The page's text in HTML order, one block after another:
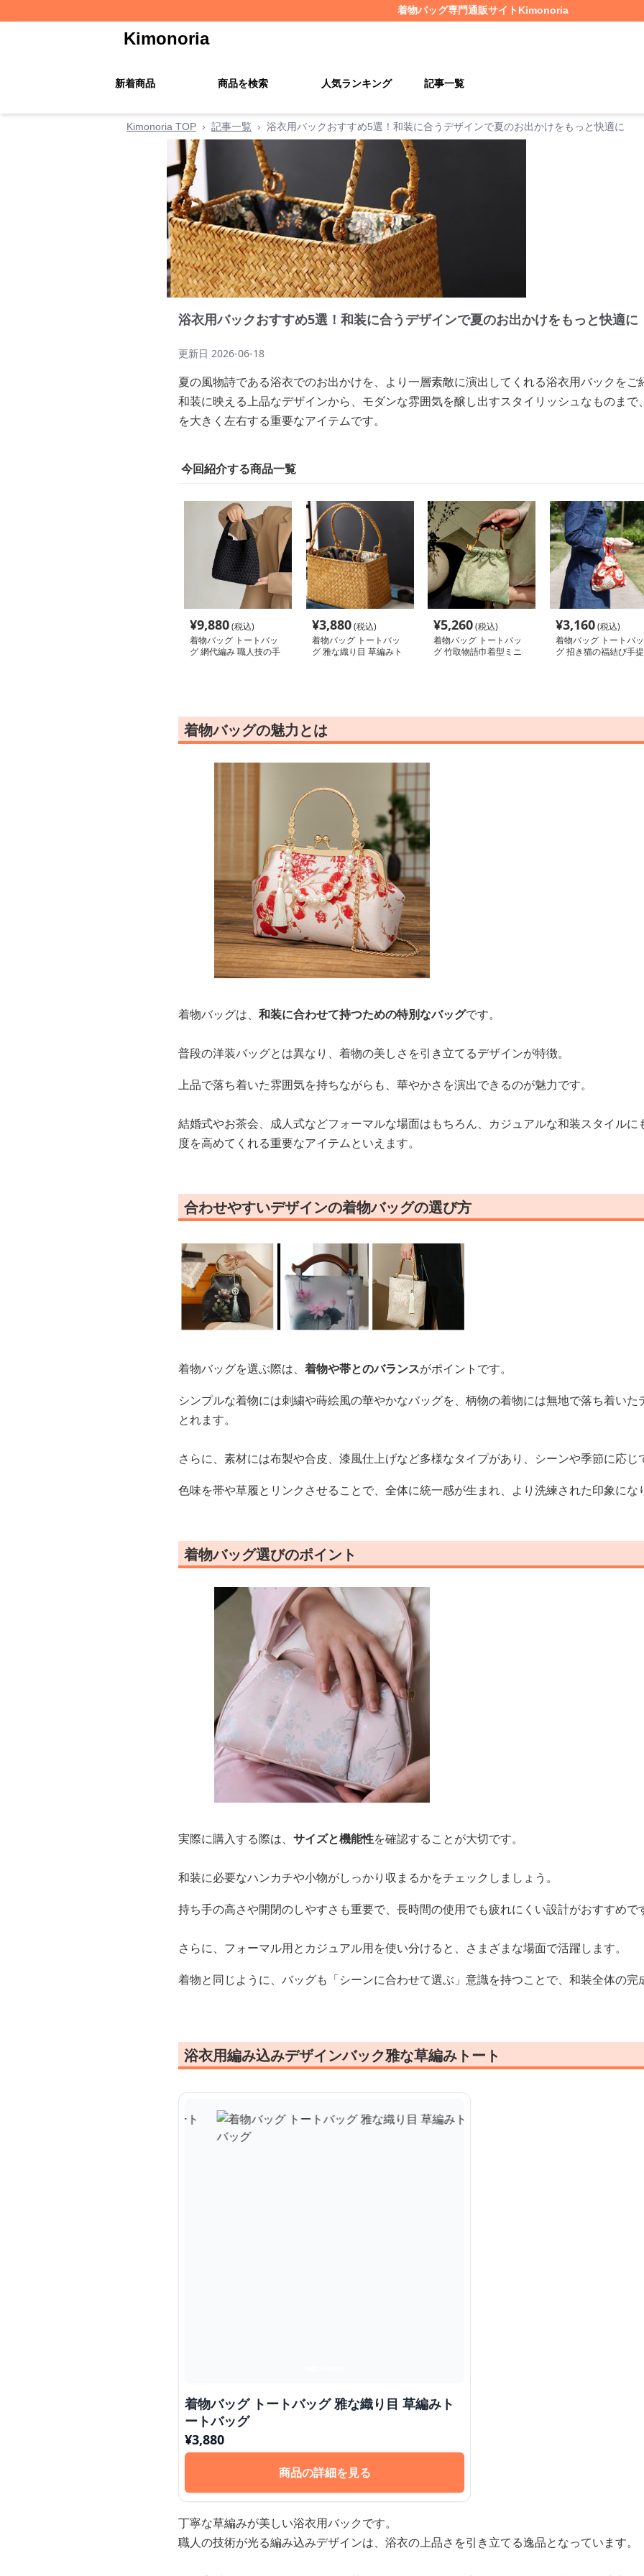
着物バッグ専門通販サイト Kimonoria
Kimonoria
新着商品 商品を検索 人気ランキング 記事一覧
Kimonoria TOP › 記事一覧 › 浴衣用バックおすすめ5選！和装に合うデザインで夏のお出かけをもっと快適に
浴衣用バックおすすめ5選！和装に合うデザインで夏のお出かけをもっと快適に
更新日 2026-06-18
夏の風物詩である浴衣でのお出かけを、より一層素敵に演出してくれる浴衣用バックをご
和装に映える上品なデザインから、モダンな雰囲気を醸し出すスタイリッシュなものま
を大きく左右する重要なアイテムです。
今回紹介する商品一覧
¥9,880(税込)
着物バッグ トートバッ
グ 網代編み 職人技の手
¥3,880(税込)
着物バッグ トートバッ
グ 雅な織り目 草編みト
¥5,260(税込)
着物バッグ トートバッ
グ 竹取物語巾着型ミニ
¥3,160(税込)
着物バッグ トートバッ
グ 招き猫の福結び手提
着物バッグの魅力とは
着物バッグは、 和装に合わせて持つための特別なバッグです。
普段の洋装バッグとは異なり、着物の美しさを引き立てるデザインが特徴。
上品で落ち着いた雰囲気を持ちながらも、華やかさを演出できるのが魅力です。
結婚式やお茶会、成人式などフォーマルな場面はもちろん、カジュアルな和装スタイル
度を高めてくれる重要なアイテムといえます。
合わせやすいデザインの着物バッグの選び方
着物バッグを選ぶ際は、 着物や帯とのバランスがポイントです。
シンプルな着物には刺繍や蒔絵風の華やかなバッグを、柄物の着物には無地で落ち着い
とれます。
さらに、素材には布製や合皮、漆風仕上げなど多様なタイプがあり、シーンや季節に応
色味を帯や草履とリンクさせることで、全体に統一感が生まれ、より洗練された印象にな
着物バッグ選びのポイント
実際に購入する際は、 サイズと機能性を確認することが大切です。
和装に必要なハンカチや小物がしっかり収まるかをチェックしましょう。
持ち手の高さや開閉のしやすさも重要で、長時間の使用でも疲れにくい設計がおすすめで
さらに、フォーマル用とカジュアル用を使い分けると、さまざまな場面で活躍します。
着物と同じように、バッグも「シーンに合わせて選ぶ」意識を持つことで、和装全体の
浴衣用編み込みデザインバック雅な草編みトート
着物バッグ トートバッグ 雅な織り目 草編みト
ートバッグ
¥3,880
商品の詳細を見る
丁寧な草編みが美しい浴衣用バックです。
職人の技術が光る編み込みデザインは、浴衣の上品さを引き立てる逸品となっています。